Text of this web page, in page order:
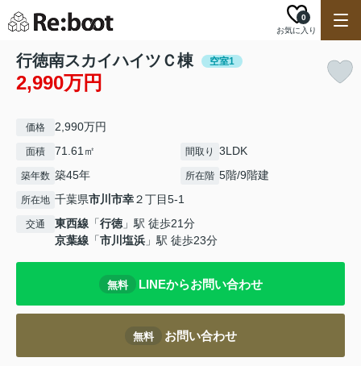
お気に入り
0
行徳南スカイハイツＣ棟 空室1
2,990万円
価格 2,990万円
面積 71.61㎡ 間取り 3LDK
築年数 築45年 所在階 5階/9階建
所在地 千葉県市川市幸２丁目5-1
交通 東西線 「行徳 」駅 徒歩21分
京葉線 「市川塩浜 」駅 徒歩23分
無料 LINEからお問い合わせ
無料 お問い合わせ